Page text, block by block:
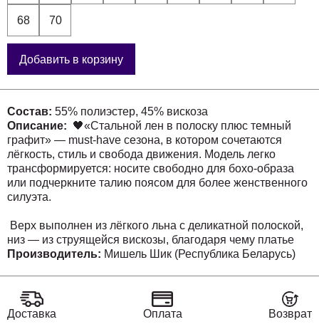
68 70
Добавить в корзину
Состав: 55% полиэстер, 45% вискоза
Описание: 🖤«Стальной лен в полоску плюс темный
графит» — must-have сезона, в котором сочетаются
лёгкость, стиль и свобода движения. Модель легко
трансформируется: носите свободно для бохо-образа
или подчеркните талию поясом для более женственного
силуэта.
Верх выполнен из лёгкого льна с деликатной полоской,
низ — из струящейся вискозы, благодаря чему платье
красиво движется при ходьбе и создаёт ощущение
Свободный крой не утяжеляет фигуру, а наоборот —
делает силуэт более вытянутым и гармоничным.
Производитель: Мишель Шик (Республика Беларусь)
Доставка Оплата Возврат